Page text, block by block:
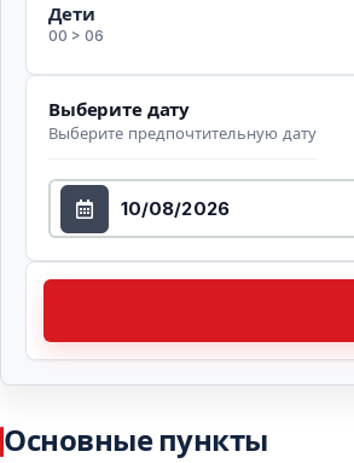
Дети
00 > 06
Выберите дату
Выберите предпочтительную дату
Выберите дату
Проверить доступность
Основные пункты